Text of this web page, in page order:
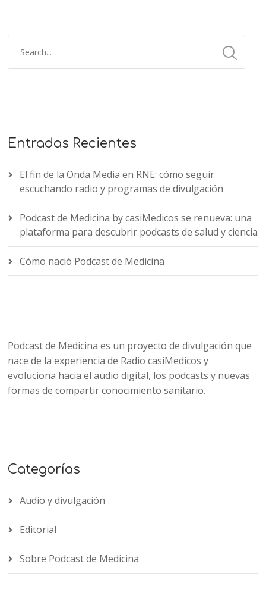
Entradas Recientes
El fin de la Onda Media en RNE: cómo seguir
escuchando radio y programas de divulgación
Podcast de Medicina by casiMedicos se renueva: una
plataforma para descubrir podcasts de salud y ciencia
Cómo nació Podcast de Medicina
Podcast de Medicina es un proyecto de divulgación que
nace de la experiencia de Radio casiMedicos y
evoluciona hacia el audio digital, los podcasts y nuevas
formas de compartir conocimiento sanitario.
Categorías
Audio y divulgación
Editorial
Sobre Podcast de Medicina